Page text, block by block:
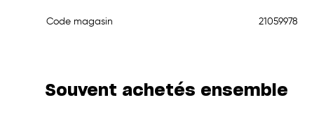
Code magasin 21059978
Souvent achetés ensemble